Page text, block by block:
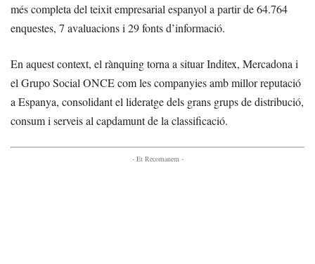
més completa del teixit empresarial espanyol a partir de 64.764
enquestes, 7 avaluacions i 29 fonts d’informació.
En aquest context, el rànquing torna a situar Inditex, Mercadona i
el Grupo Social ONCE com les companyies amb millor reputació
a Espanya, consolidant el lideratge dels grans grups de distribució,
consum i serveis al capdamunt de la classificació.
- Et Recomanem -